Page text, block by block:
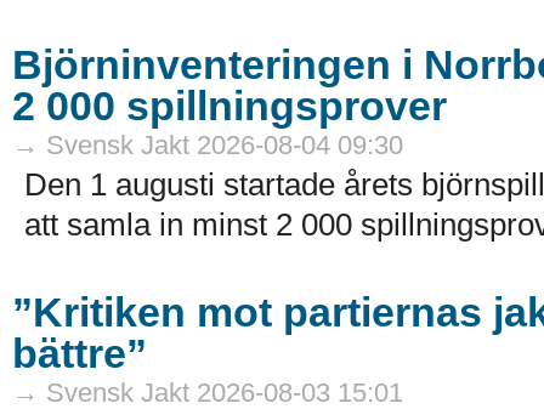
Björninventeringen i
2 000 spillningsprover
→ Svensk Jakt 2026-08-04 09:30
Den 1 augusti startade årets
att samla in minst 2 000
”Kritiken mot partiernas
bättre”
→ Svensk Jakt 2026-08-03 15:01